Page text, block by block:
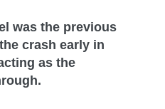
was the previous
crash early in
as the